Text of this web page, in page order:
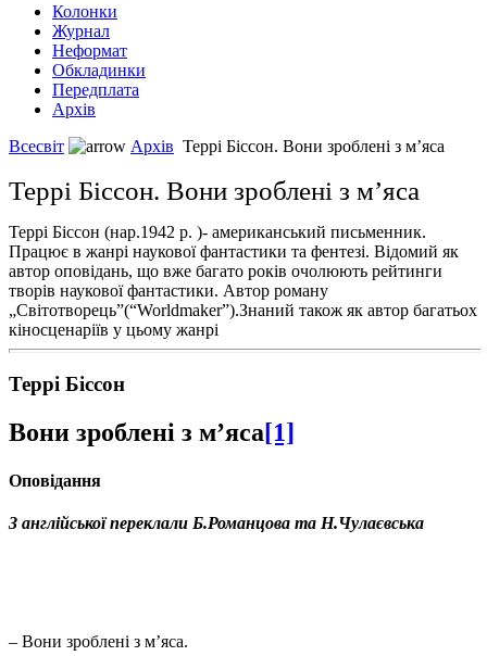
Колонки
Журнал
Неформат
Обкладинки
Передплата
Архів
Всесвіт
Архів Террі Біссон. Вони зроблені з м’яса
Террі Біссон. Вони зроблені з м’яса
Террі Біссон (нар.1942 р. )- американський письменник.
Працює в жанрі наукової фантастики та фентезі. Відомий як
автор оповідань, що вже багато років очолюють рейтинги
творів наукової фантастики. Автор роману
„Світотворець”(“Worldmaker”).Знаний також як автор багатьох
кіносценаріїв у цьому жанрі
Террі Біссон
Вони зроблені з м’яса[1]
Оповідання
З англійської переклали Б.Романцова та Н.Чулаєвська
– Вони зроблені з м’яса.